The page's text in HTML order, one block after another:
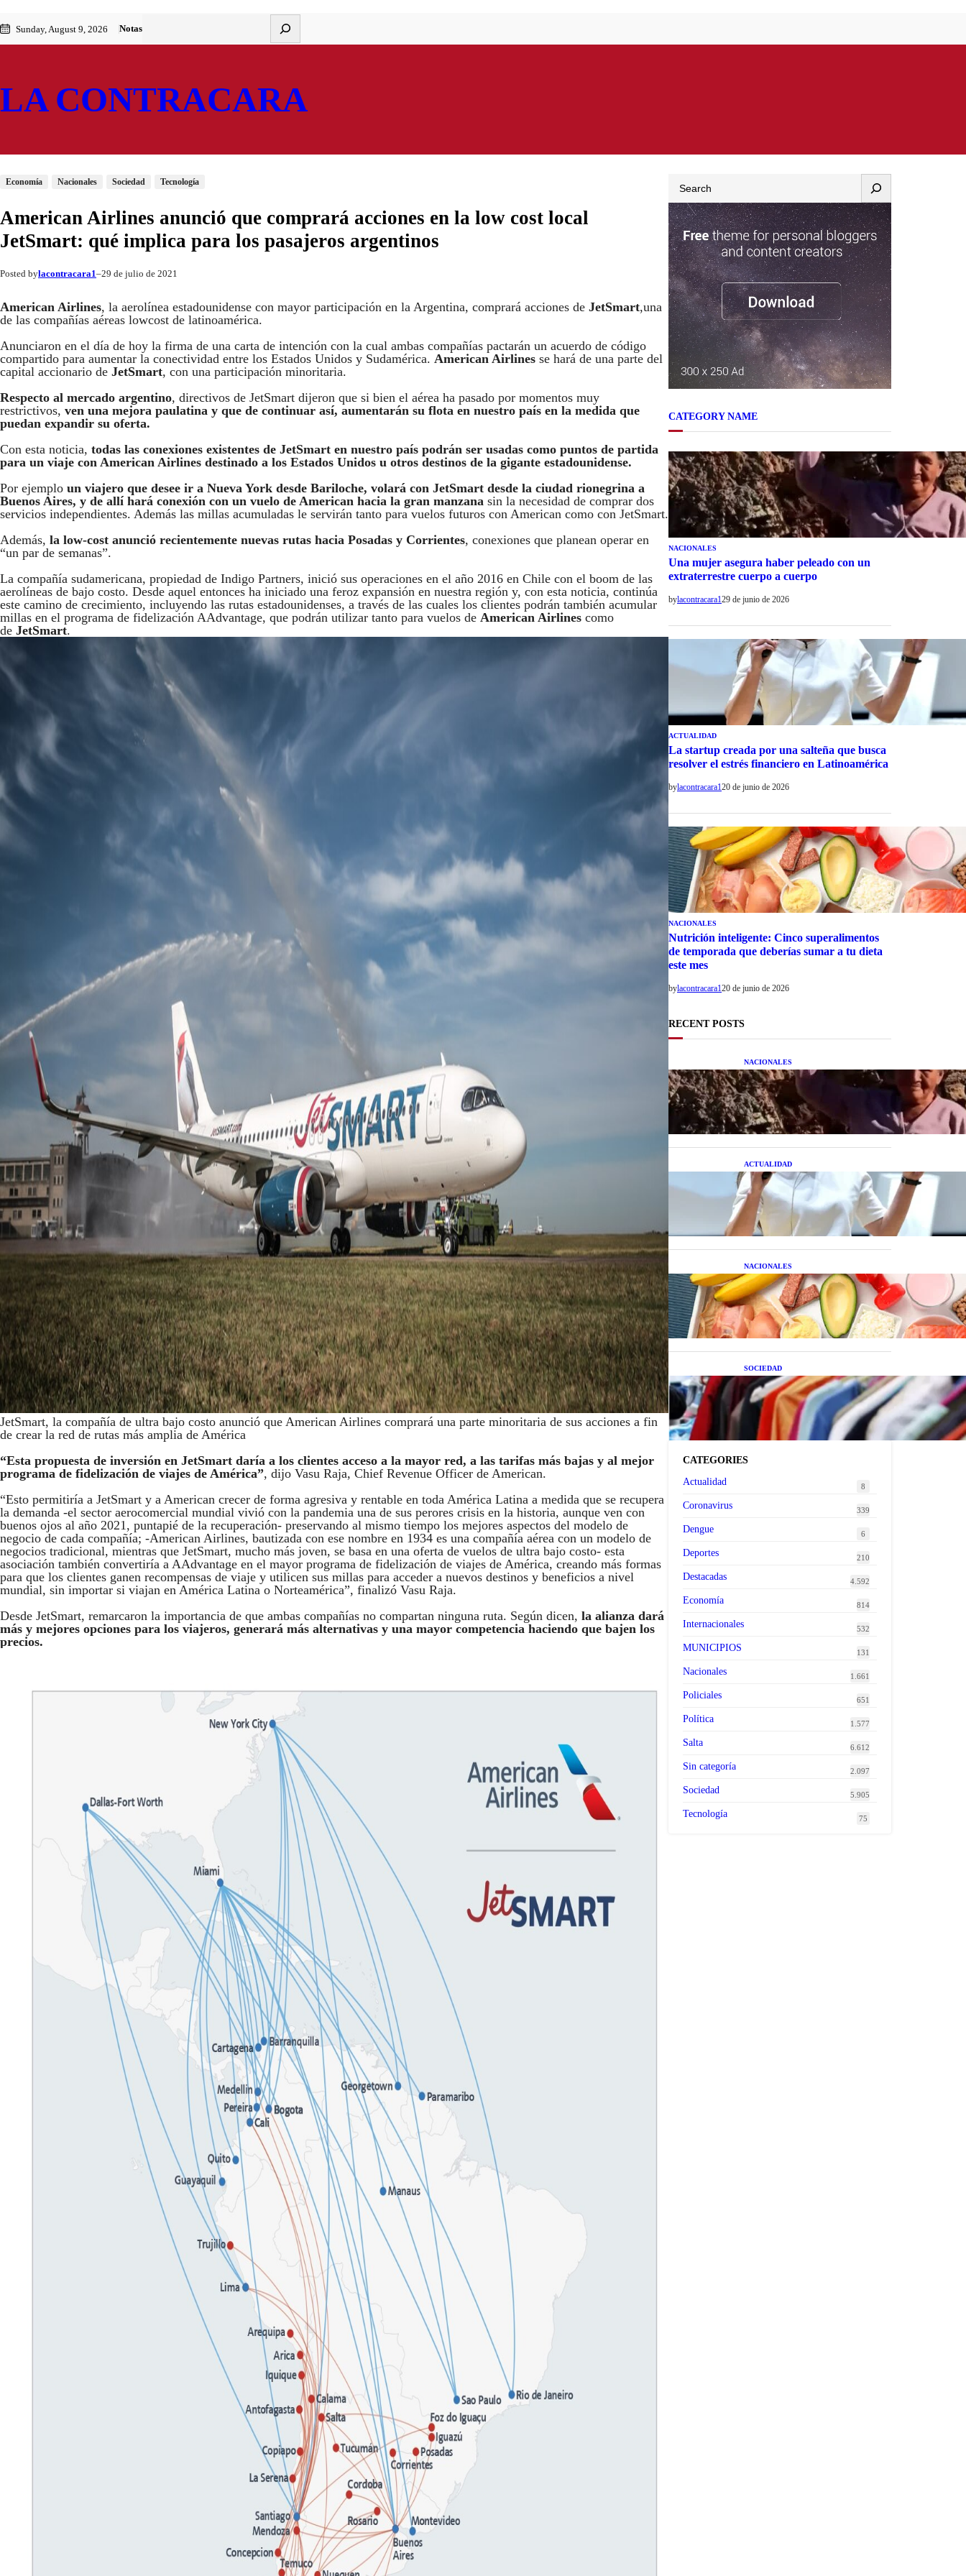
al
contenido
to
content
Sunday, August 9, 2026 Notas
LA CONTRACARA
Economía Nacionales Sociedad Tecnología
American Airlines anunció que comprará acciones en la low cost local
JetSmart: qué implica para los pasajeros argentinos
Posted bylacontracara1–29 de julio de 2021
American Airlines, la aerolínea estadounidense con mayor participación en la Argentina, comprará acciones de JetSmart,una
de las compañías aéreas lowcost de latinoamérica.
Anunciaron en el día de hoy la firma de una carta de intención con la cual ambas compañías pactarán un acuerdo de código
compartido para aumentar la conectividad entre los Estados Unidos y Sudamérica. American Airlines se hará de una parte del
capital accionario de JetSmart, con una participación minoritaria.
Respecto al mercado argentino, directivos de JetSmart dijeron que si bien el aérea ha pasado por momentos muy
restrictivos, ven una mejora paulatina y que de continuar así, aumentarán su flota en nuestro país en la medida que
puedan expandir su oferta.
Con esta noticia, todas las conexiones existentes de JetSmart en nuestro país podrán ser usadas como puntos de partida
para un viaje con American Airlines destinado a los Estados Unidos u otros destinos de la gigante estadounidense.
Por ejemplo un viajero que desee ir a Nueva York desde Bariloche, volará con JetSmart desde la ciudad rionegrina a
Buenos Aires, y de allí hará conexión con un vuelo de American hacia la gran manzana sin la necesidad de comprar dos
servicios independientes. Además las millas acumuladas le servirán tanto para vuelos futuros con American como con JetSmart.
Además, la low-cost anunció recientemente nuevas rutas hacia Posadas y Corrientes, conexiones que planean operar en
“un par de semanas”.
La compañía sudamericana, propiedad de Indigo Partners, inició sus operaciones en el año 2016 en Chile con el boom de las
aerolíneas de bajo costo. Desde aquel entonces ha iniciado una feroz expansión en nuestra región y, con esta noticia, continúa
este camino de crecimiento, incluyendo las rutas estadounidenses, a través de las cuales los clientes podrán también acumular
millas en el programa de fidelización AAdvantage, que podrán utilizar tanto para vuelos de American Airlines como
de JetSmart.
JetSmart, la compañía de ultra bajo costo anunció que American Airlines comprará una parte minoritaria de sus acciones a fin
de crear la red de rutas más amplia de América
“Esta propuesta de inversión en JetSmart daría a los clientes acceso a la mayor red, a las tarifas más bajas y al mejor
programa de fidelización de viajes de América”, dijo Vasu Raja, Chief Revenue Officer de American.
“Esto permitiría a JetSmart y a American crecer de forma agresiva y rentable en toda América Latina a medida que se recupera
la demanda -el sector aerocomercial mundial vivió con la pandemia una de sus perores crisis en la historia, aunque ven con
buenos ojos al año 2021, puntapié de la recuperación- preservando al mismo tiempo los mejores aspectos del modelo de
negocio de cada compañía; -American Airlines, bautizada con ese nombre en 1934 es una compañía aérea con un modelo de
negocios tradicional, mientras que JetSmart, mucho más joven, se basa en una oferta de vuelos de ultra bajo costo- esta
asociación también convertiría a AAdvantage en el mayor programa de fidelización de viajes de América, creando más formas
para que los clientes ganen recompensas de viaje y utilicen sus millas para acceder a nuevos destinos y beneficios a nivel
mundial, sin importar si viajan en América Latina o Norteamérica”, finalizó Vasu Raja.
Desde JetSmart, remarcaron la importancia de que ambas compañías no compartan ninguna ruta. Según dicen, la alianza dará
más y mejores opciones para los viajeros, generará más alternativas y una mayor competencia haciendo que bajen los
precios.
CATEGORY NAME
NACIONALES
Una mujer asegura haber peleado con un
extraterrestre cuerpo a cuerpo
bylacontracara129 de junio de 2026
ACTUALIDAD
La startup creada por una salteña que busca
resolver el estrés financiero en Latinoamérica
bylacontracara120 de junio de 2026
NACIONALES
Nutrición inteligente: Cinco superalimentos
de temporada que deberías sumar a tu dieta
este mes
bylacontracara120 de junio de 2026
RECENT POSTS
NACIONALES
Una mujer asegura haber
peleado con un extraterrestre
cuerpo a cuerpo
ACTUALIDAD
La startup creada por una
salteña que busca resolver el
estrés financiero en
Latinoamérica
NACIONALES
Nutrición inteligente: Cinco
superalimentos de temporada
que deberías sumar a tu dieta
este mes
SOCIEDAD
Las grandes marcas globales
se suman a la tendencia de la
ropa de segunda mano
premium
CATEGORIES
Actualidad
8
Coronavirus 339
Dengue 6
Deportes 210
Destacadas 4.592
Economía 814
Internacionales 532
MUNICIPIOS 131
Nacionales 1.661
Policiales 651
Política 1.577
Salta 6.612
Sin categoría 2.097
Sociedad 5.905
Tecnología 75